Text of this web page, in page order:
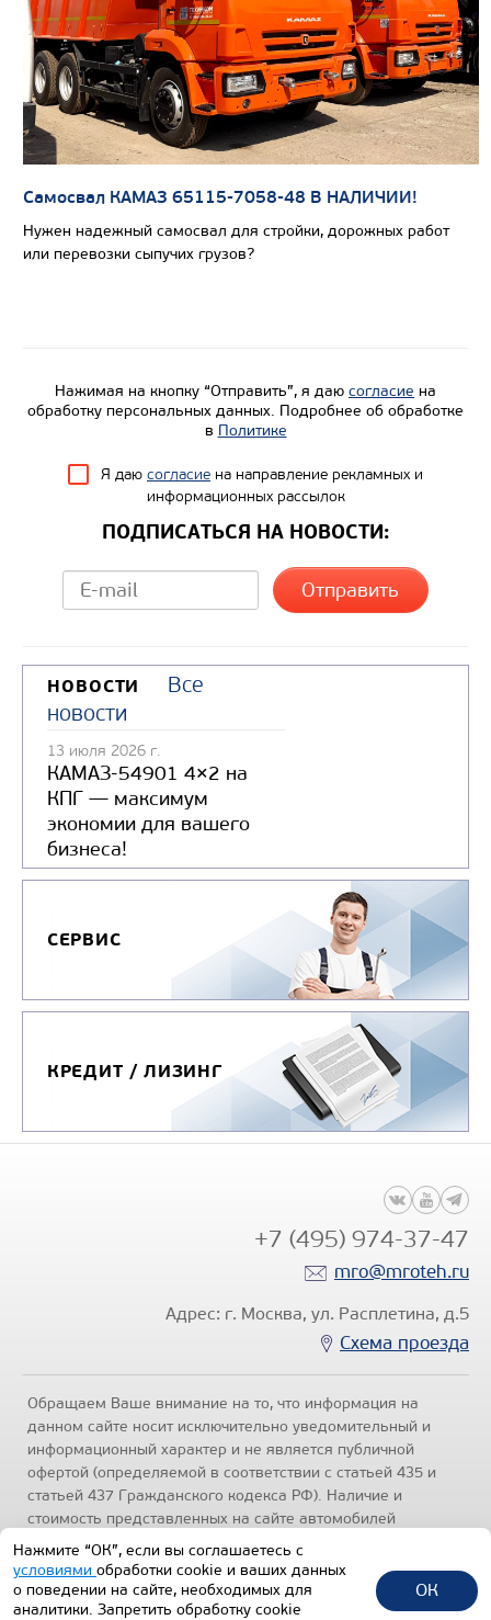
Экологический класс
Грузоподъемность, кг
Вместимость кузова, м3
Направление разгрузки
Колесная формула
Узнать цену
Самосвал КАМАЗ 65115-7058-48 В НАЛИЧИИ!
Нужен надежный самосвал для стройки, дорожных работ
или перевозки сыпучих грузов?
Нажимая на кнопку “Отправить”, я даю согласие на
обработку персональных данных. Подробнее об обработке
в Политике
Я даю согласие на направление рекламных и
информационных рассылок
ПОДПИСАТЬСЯ НА НОВОСТИ:
НОВОСТИ
Все
новости
13 июля 2026 г.
КАМАЗ-54901 4×2 на
КПГ — максимум
экономии для вашего
бизнеса!
СЕРВИС
КРЕДИТ / ЛИЗИНГ
+7 (495) 974-37-47
mro@mroteh.ru
Адрес: г. Москва, ул. Расплетина, д.5
Схема проезда
Обращаем Ваше внимание на то, что информация на
данном сайте носит исключительно уведомительный и
информационный характер и не является публичной
офертой (определяемой в соответствии с статьей 435 и
статьей 437 Гражданского кодекса РФ). Наличие и
стоимость представленных на сайте автомобилей
уточняйте по телефонам отделов продаж, представленных
в разделе "Контакты" настоящего ресурса.
конфиденциальности.
Нажмите “ОК”, если вы соглашаетесь с
условиями обработки cookie и ваших данных
о поведении на сайте, необходимых для
аналитики. Запретить обработку cookie
ОК